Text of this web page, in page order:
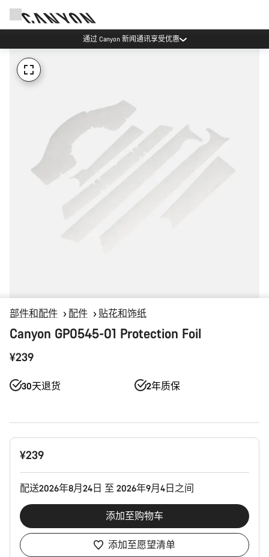
通过 Canyon 新闻通讯享受优惠
部件和配件 配件 贴花和饰纸
Canyon GP0545-01 Protection Foil
¥239
30天退货 2年质保
产
¥239
配送2026年8月24日 至 2026年9月4日之间
添加至购物车
添加至愿望清单